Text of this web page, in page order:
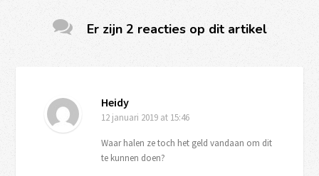
Er zijn 2 reacties op dit artikel
Heidy
12 januari 2019 at 15:46
Waar halen ze toch het geld vandaan om dit
te kunnen doen?